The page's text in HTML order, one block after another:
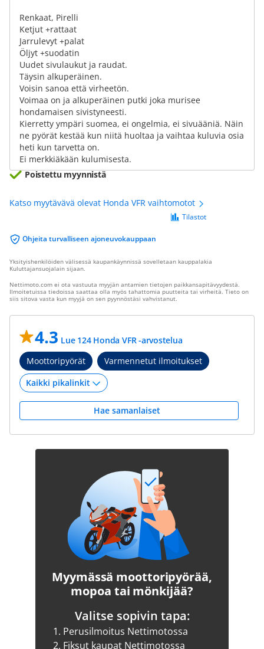
Renkaat, Pirelli
Ketjut +rattaat
Jarrulevyt +palat
Öljyt +suodatin
Uudet sivulaukut ja raudat.
Täysin alkuperäinen.
Voisin sanoa että virheetön.
Voimaa on ja alkuperäinen putki joka murisee
hondamaisen sivistyneesti.
Kierretty ympäri suomea, ei ongelmia, ei sivuääniä. Näin
ne pyörät kestää kun niitä huoltaa ja vaihtaa kuluvia osia
heti kun tarvetta on.
Ei merkkiäkään kulumisesta.
Poistettu myynnistä
Katso myytävävä olevat Honda VFR vaihtomotot
Ohjeita turvalliseen ajoneuvokauppaan
Tilastot
Yksityishenkilöiden välisessä kaupankäynnissä sovelletaan kauppalakia
Kuluttajansuojalain sijaan.
Nettimoto.com ei ota vastuuta myyjän antamien tietojen paikkansapitävyydestä.
Ilmoitetuissa tiedoissa saattaa olla myös tahattomia puutteita tai virheitä. Tieto on
siis sitova vasta kun myyjä on sen pyynnöstäsi vahvistanut.
4.3 Lue 124 Honda VFR -arvostelua
Moottoripyörät
Varmennetut ilmoitukset
Hae samanlaiset
Myymässä moottoripyörää,
mopoa tai mönkijää?
Valitse sopivin tapa:
1. Perusilmoitus Nettimotossa
2. Fiksut kaupat Nettimotossa